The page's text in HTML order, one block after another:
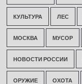
КУЛЬТУРА ЛЕС
МОСКВА МУСОР
НОВОСТИ РОССИИ
ОРУЖИЕ ОХОТА